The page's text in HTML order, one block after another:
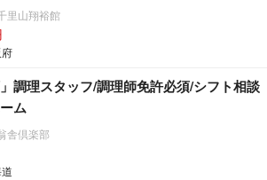
里山翔裕館
」調理スタッフ/調理師免許必須/シフト相談
ム
舎倶楽部